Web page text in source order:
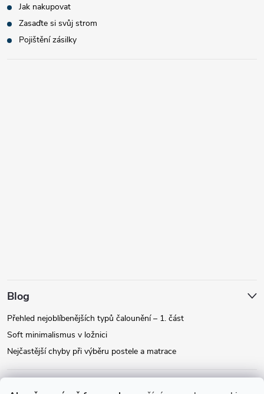
Jak nakupovat
Zasaďte si svůj strom
Pojištění zásilky
Blog
Přehled nejoblíbenějších typů čalounění – 1. část
Soft minimalismus v ložnici
Nejčastější chyby při výběru postele a matrace